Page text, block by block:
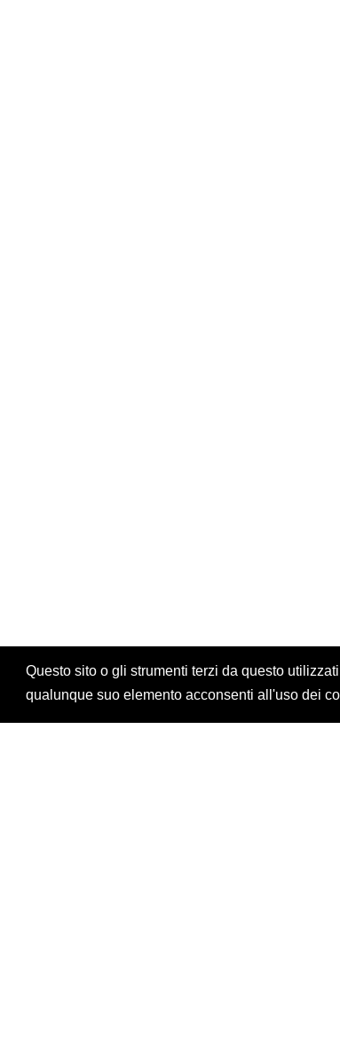
Questo sito o gli strumenti terzi da questo
qualunque suo elemento acconsenti all'uso dei
Privacy Policy